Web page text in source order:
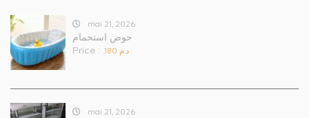
mai 21, 2026
حوض استحمام
Price :
.د.م 180
mai 21, 2026